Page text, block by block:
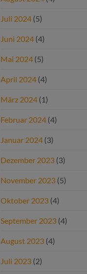
Juli 2024 (5)
Juni 2024 (4)
Mai 2024 (5)
April 2024 (4)
März 2024 (1)
Februar 2024 (4)
Januar 2024 (3)
Dezember 2023 (3)
November 2023 (5)
Oktober 2023 (4)
September 2023 (4)
August 2023 (4)
Juli 2023 (2)